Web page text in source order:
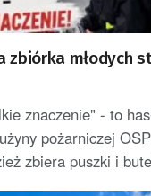
zbiórka młodych
znaczenie" - to
pożarniczej
zbiera puszki i